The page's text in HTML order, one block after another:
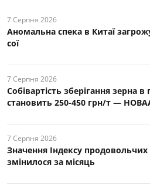
7 Серпня 2026
Аномальна спека в Китаї
сої
7 Серпня 2026
Собівартість зберігання зерна
становить 250-450 грн/т —
7 Серпня 2026
Значення Індексу
змінилося за місяць